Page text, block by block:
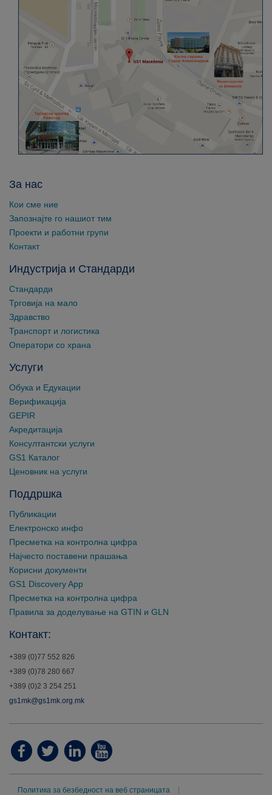
За нас
Кои сме ние
Запознајте го нашиот тим
Проекти и работни групи
Контакт
Индустрија и Стандарди
Стандарди
Трговија на мало
Здравство
Транспорт и логистика
Оператори со храна
Услуги
Обука и Едукации
Верификација
GEPIR
Акредитација
Консултантски услуги
GS1 Каталог
Ценовник на услуги
Поддршка
Публикации
Електронско инфо
Пресметка на контролна цифра
Најчесто поставени прашања
Корисни документи
GS1 Discovery App
Пресметка на контролна цифра
Правила за доделување на GTIN и GLN
Контакт:
+389 (0)77 552 826
+389 (0)78 280 667
+389 (0)2 3 254 251
gs1mk@gs1mk.org.mk
Политика за безбедност на веб страницата